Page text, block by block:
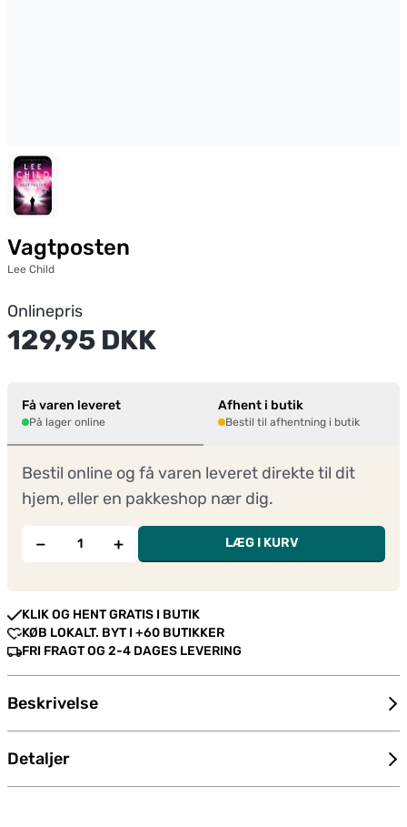
Vagtposten
Lee Child
Onlinepris
129,95 DKK
Få varen leveret
På lager online
Afhent i butik
Bestil til afhentning i butik
Bestil online og få varen leveret direkte til dit
hjem, eller en pakkeshop nær dig.
− + LÆG I KURV
KLIK OG HENT GRATIS I BUTIK
KØB LOKALT. BYT I +60 BUTIKKER
FRI FRAGT OG 2-4 DAGES LEVERING
Beskrivelse
Detaljer